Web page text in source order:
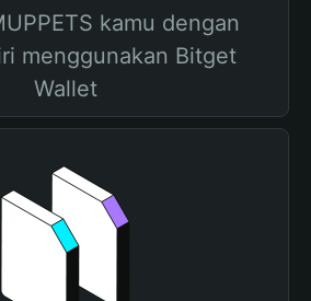
kamu dengan
menggunakan Bitget
Wallet